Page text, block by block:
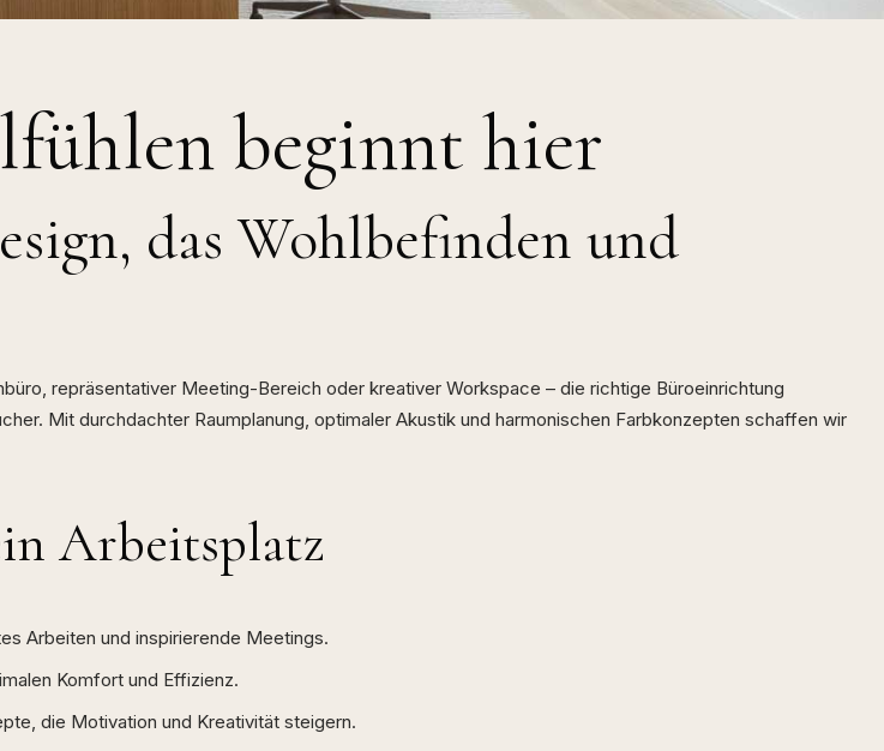
beginnt hier
das Wohlbefinden und
repräsentativer Meeting-Bereich oder kreativer Workspace – die richtige Büroeinrichtung
Mit durchdachter Raumplanung, optimaler Akustik und harmonischen Farbkonzepten schaffen wir
Arbeitsplatz
Arbeiten und inspirierende Meetings.
Komfort und Effizienz.
die Motivation und Kreativität steigern.